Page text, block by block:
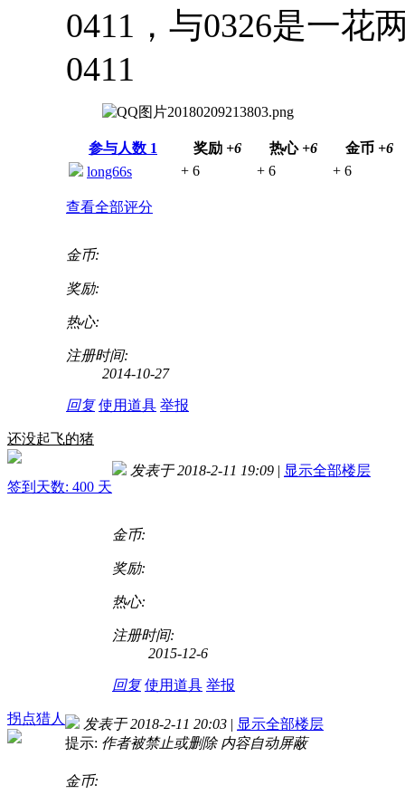
0411，与0326是一花
0411
参与人数 1 奖励 +6 热心 +6 金币 +6
long66s
+ 6 + 6 + 6
查看全部评分
金币:
奖励:
热心:
注册时间:
2014-10-27
回复 使用道具 举报
还没起飞的猪
签到天数: 400 天
发表于 2018-2-11 19:09 | 显示全部楼层
金币:
奖励:
热心:
注册时间:
2015-12-6
回复 使用道具 举报
拐点猎人 发表于 2018-2-11 20:03 | 显示全部楼层
提示: 作者被禁止或删除 内容自动屏蔽
金币: